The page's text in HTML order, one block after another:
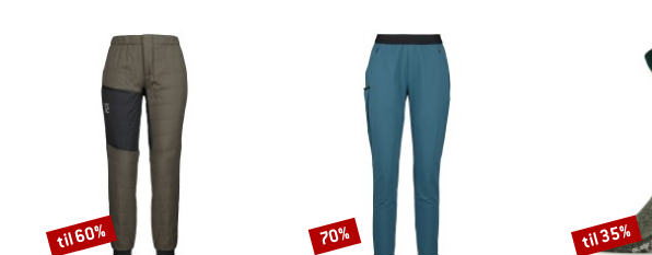
Rabat
til 60% Rabat
70% Rabat
til 35%